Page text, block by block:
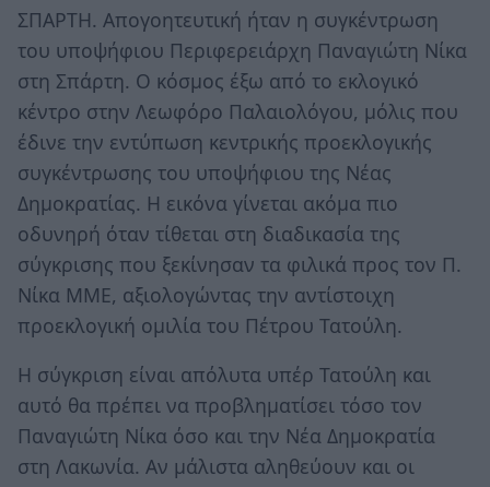
ΣΠΑΡΤΗ. Απογοητευτική ήταν η συγκέντρωση
του υποψήφιου Περιφερειάρχη Παναγιώτη Νίκα
στη Σπάρτη. Ο κόσμος έξω από το εκλογικό
κέντρο στην Λεωφόρο Παλαιολόγου, μόλις που
έδινε την εντύπωση κεντρικής προεκλογικής
συγκέντρωσης του υποψήφιου της Νέας
Δημοκρατίας. Η εικόνα γίνεται ακόμα πιο
οδυνηρή όταν τίθεται στη διαδικασία της
σύγκρισης που ξεκίνησαν τα φιλικά προς τον Π.
Nίκα ΜΜΕ, αξιολογώντας την αντίστοιχη
προεκλογική ομιλία του Πέτρου Τατούλη.
Η σύγκριση είναι απόλυτα υπέρ Τατούλη και
αυτό θα πρέπει να προβληματίσει τόσο τον
Παναγιώτη Νίκα όσο και την Νέα Δημοκρατία
στη Λακωνία. Αν μάλιστα αληθεύουν και οι